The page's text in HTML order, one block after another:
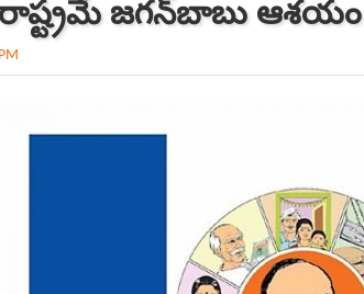
రాష్ట్రమే జగన్‌బాబు ఆశయం